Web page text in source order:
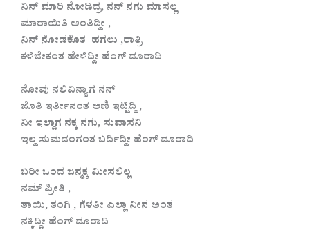
ನಿನ್ ಮಾರಿ ನೋಡಿದ್ರ, ನನ್ ನಗು ಮಾಸಲ್ಲ
ಮಾರಾಯಿತಿ ಅಂತಿದ್ದೀ ,
ನಿನ್ ನೋಡಕೊತ ಹಗಲು ,ರಾತ್ರಿ
ಕಳಿಬೇಕಂತ ಹೇಳಿದ್ದೀ ಹೆಂಗ್ ದೂರಾದಿ
ನೋವು ನಲಿವಿನ್ಯಾಗ ನನ್
ಜೊತಿ ಇರ್ತೀನಂತ ಆಣಿ ಇಟ್ಟಿದ್ದಿ ,
ನೀ ಇಲ್ದಾಗ ನಕ್ಕ ನಗು, ಸುವಾಸನಿ
ಇಲ್ದ ಸುಮದಂಗಂತ ಬರ್ದಿದ್ದೀ ಹೆಂಗ್ ದೂರಾದಿ
ಬರೀ ಒಂದ ಜನ್ಮಕ್ಕ ಮೀಸಲಿಲ್ಲ
ನಮ್ ಪ್ರೀತಿ ,
ತಾಯಿ, ತಂಗಿ , ಗೆಳತೀ ಎಲ್ಲಾ ನೀನ ಅಂತ
ನಕ್ಕಿದ್ದೀ ಹೆಂಗ್ ದೂರಾದಿ